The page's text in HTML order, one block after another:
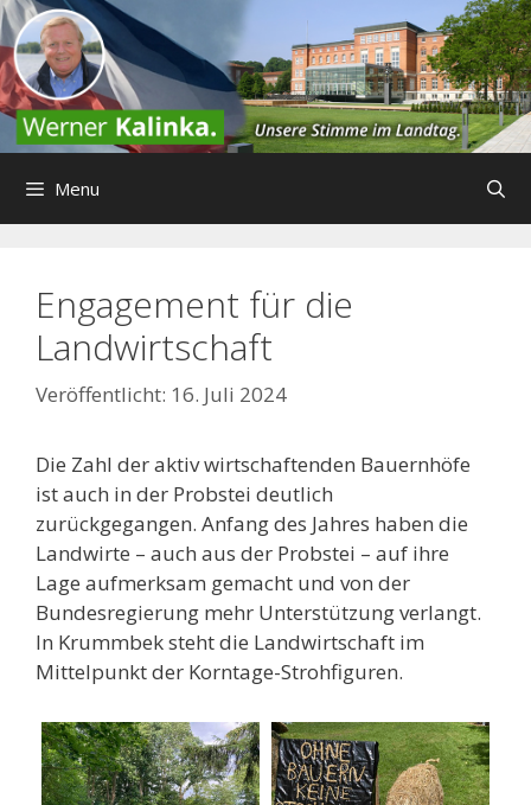
Zum
Inhalt
springen
Menu
Engagement für die
Landwirtschaft
16. Juli 2024
Die Zahl der aktiv wirtschaftenden Bauernhöfe
ist auch in der Probstei deutlich
zurückgegangen. Anfang des Jahres haben die
Landwirte – auch aus der Probstei – auf ihre
Lage aufmerksam gemacht und von der
Bundesregierung mehr Unterstützung verlangt.
In Krummbek steht die Landwirtschaft im
Mittelpunkt der Korntage-Strohfiguren.